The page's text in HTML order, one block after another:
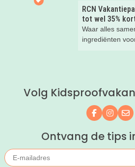
ontspannen met
het strand en
RCN
tot wel 35%
zomervakantie!
Waar alles
ingrediënten
Volg
Volg ons op
Volg
Ontvang de tips